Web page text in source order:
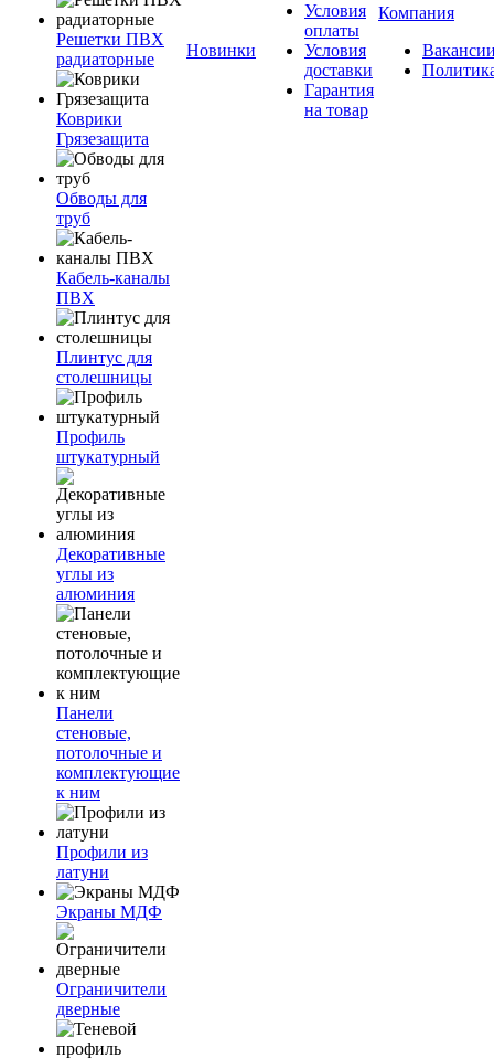
Решетки ПВХ
радиаторные
Коврики
Грязезащита
Обводы для
труб
Кабель-каналы
ПВХ
Плинтус для
столешницы
Профиль
штукатурный
Декоративные
углы из
алюминия
Панели
стеновые,
потолочные и
комплектующие
к ним
Профили из
латуни
Экраны МДФ
Ограничители
дверные
Новинки
Условия
оплаты
Условия
доставки
Гарантия
на товар
Компания